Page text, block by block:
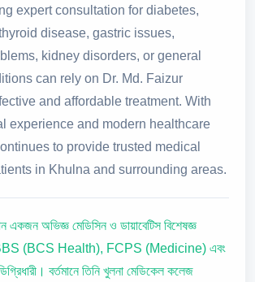
expert consultation for diabetes,
disease, gastric issues,
kidney disorders, or general
can rely on Dr. Md. Faizur
and affordable treatment. With
experience and modern healthcare
to provide trusted medical
in Khulna and surrounding areas.
একজন অভিজ্ঞ মেডিসিন ও ডায়াবেটিস বিশেষজ্ঞ
(BCS Health), FCPS (Medicine) এবং
বর্তমানে তিনি খুলনা মেডিকেল কলেজ